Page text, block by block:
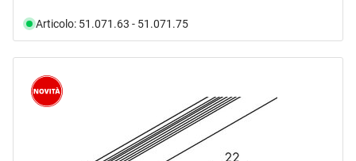
Articolo: 51.071.63 - 51.071.75